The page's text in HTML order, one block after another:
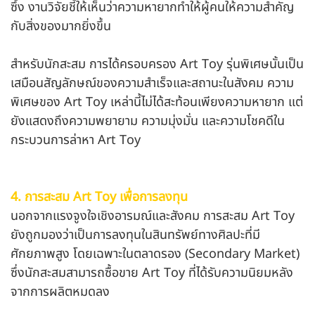
ซึ้ง งานวิจัยชี้ให้เห็นว่าความหายากทำให้ผู้คนให้ความสำคัญ
กับสิ่งของมากยิ่งขึ้น
สำหรับนักสะสม การได้ครอบครอง Art Toy รุ่นพิเศษนั้นเป็น
เสมือนสัญลักษณ์ของความสำเร็จและสถานะในสังคม ความ
พิเศษของ Art Toy เหล่านี้ไม่ได้สะท้อนเพียงความหายาก แต่
ยังแสดงถึงความพยายาม ความมุ่งมั่น และความโชคดีใน
กระบวนการล่าหา Art Toy
4. การสะสม Art Toy เพื่อการลงทุน
นอกจากแรงจูงใจเชิงอารมณ์และสังคม การสะสม Art Toy
ยังถูกมองว่าเป็นการลงทุนในสินทรัพย์ทางศิลปะที่มี
ศักยภาพสูง โดยเฉพาะในตลาดรอง (Secondary Market)
ซึ่งนักสะสมสามารถซื้อขาย Art Toy ที่ได้รับความนิยมหลัง
จากการผลิตหมดลง